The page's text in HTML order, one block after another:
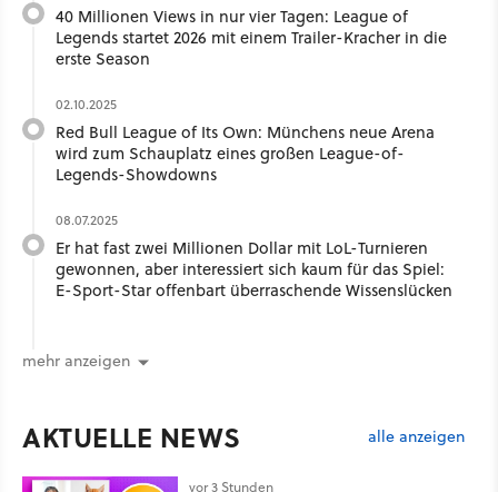
40 Millionen Views in nur vier Tagen: League of
Legends startet 2026 mit einem Trailer-Kracher in die
erste Season
02.10.2025
Red Bull League of Its Own: Münchens neue Arena
wird zum Schauplatz eines großen League-of-
Legends-Showdowns
08.07.2025
Er hat fast zwei Millionen Dollar mit LoL-Turnieren
gewonnen, aber interessiert sich kaum für das Spiel:
E-Sport-Star offenbart überraschende Wissenslücken
mehr anzeigen
AKTUELLE NEWS alle anzeigen
vor 3 Stunden